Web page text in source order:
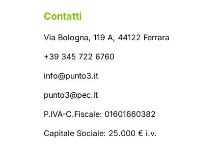
Contatti
Via Bologna, 119 A, 44122 Ferrara
+39 345 722 6760
info@punto3.it
punto3@pec.it
P.IVA-C.Fiscale: 01601660382
Capitale Sociale: 25.000 € i.v.